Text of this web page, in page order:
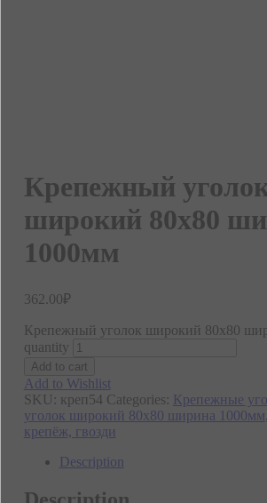
Крепежный
широкий 80х80
1000мм
362.00₽
Крепежный уголок широкий 80х80
quantity
Add to cart
Add to Wishlist
SKU: креп54 Categories: Крепежные
уголок широкий 80х80 ширина 1000мм,
крепёж, гвозди
Description